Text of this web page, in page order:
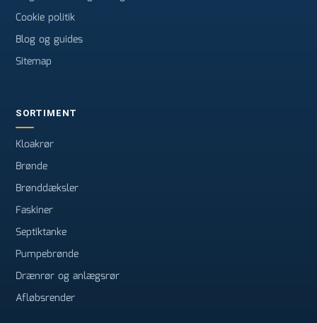
Cookie politik
Blog og guides
Sitemap
SORTIMENT
Kloakrør
Brønde
Brønddæksler
Faskiner
Septiktanke
Pumpebrønde
Drænrør og anlægsrør
Afløbsrender